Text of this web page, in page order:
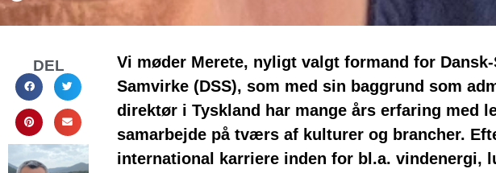
DEL
Vi møder Merete, nyligt valgt formand for
Samvirke (DSS), som med sin baggrund som
direktør i Tyskland har mange års erfaring med
samarbejde på tværs af kulturer og brancher.
international karriere inden for bl.a. vindenergi,